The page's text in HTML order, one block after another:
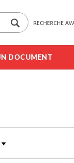
RECHERCHE
DOCUMENT